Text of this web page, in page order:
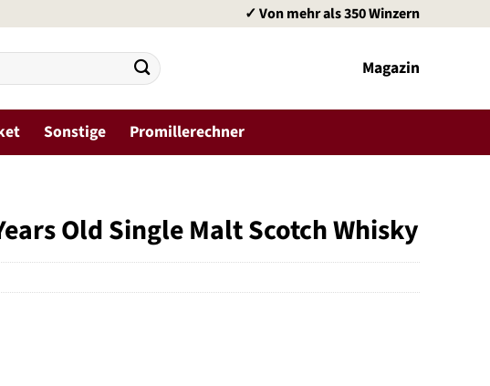
✓ Von mehr als 350 Winzern
Magazin
Sonstige Promillerechner
Old Single Malt Scotch Whisky